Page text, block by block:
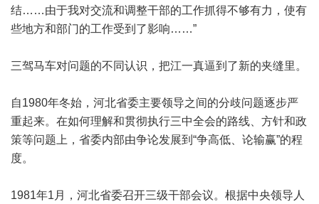
结……由于我对交流和调整干部的工作抓得不够有力，使有
些地方和部门的工作受到了影响……”
三驾马车对问题的不同认识，把江一真逼到了新的夹缝里。
自1980年冬始，河北省委主要领导之间的分歧问题逐步严
重起来。在如何理解和贯彻执行三中全会的路线、方针和政
策等问题上，省委内部由争论发展到“争高低、论输赢”的程
度。
1981年1月，河北省委召开三级干部会议。根据中央领导人